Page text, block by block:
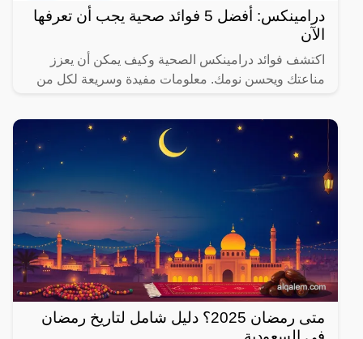
درامينكس: أفضل 5 فوائد صحية يجب أن تعرفها
الآن
اكتشف فوائد درامينكس الصحية وكيف يمكن أن يعزز
مناعتك ويحسن نومك. معلومات مفيدة وسريعة لكل من
متى رمضان 2025؟ دليل شامل لتاريخ رمضان